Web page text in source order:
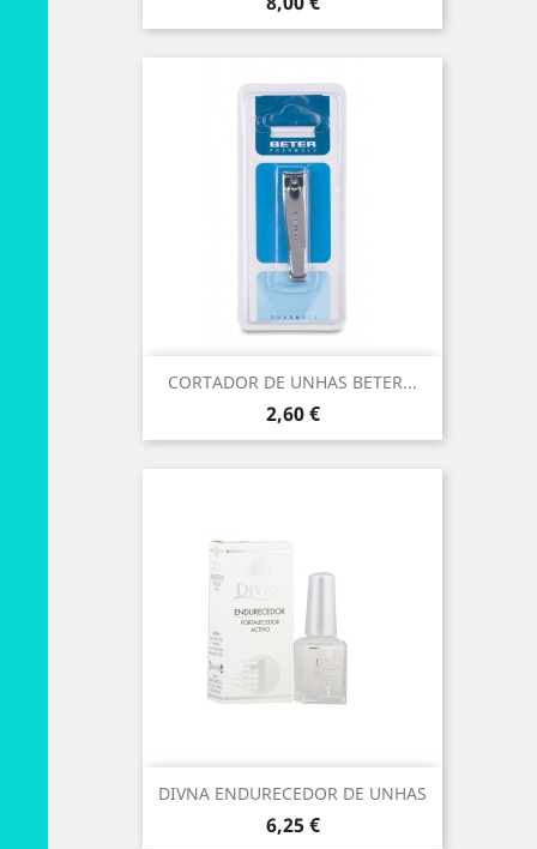
CORTADOR DE UNHAS BETER...
Preço
2,60 €
DIVNA ENDURECEDOR DE UNHAS
Preço
6,25 €